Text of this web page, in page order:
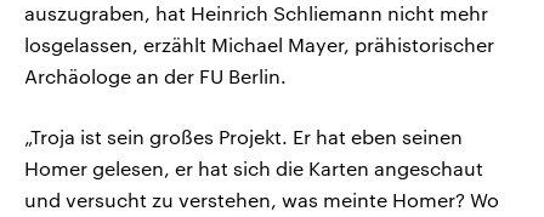
auszugraben, hat Heinrich Schliemann nicht mehr
losgelassen, erzählt Michael Mayer, prähistorischer
Archäologe an der FU Berlin.
„Troja ist sein großes Projekt. Er hat eben seinen
Homer gelesen, er hat sich die Karten angeschaut
und versucht zu verstehen, was meinte Homer? Wo